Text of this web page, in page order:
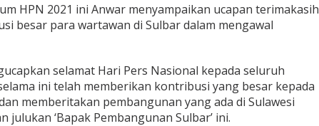
HPN 2021 ini Anwar menyampaikan ucapan terimakasih
besar para wartawan di Sulbar dalam mengawal
selamat Hari Pers Nasional kepada seluruh
ini telah memberikan kontribusi yang besar kepada
memberitakan pembangunan yang ada di Sulawesi
julukan ‘Bapak Pembangunan Sulbar’ ini.